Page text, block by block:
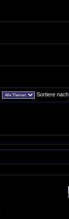
Sortiere nach